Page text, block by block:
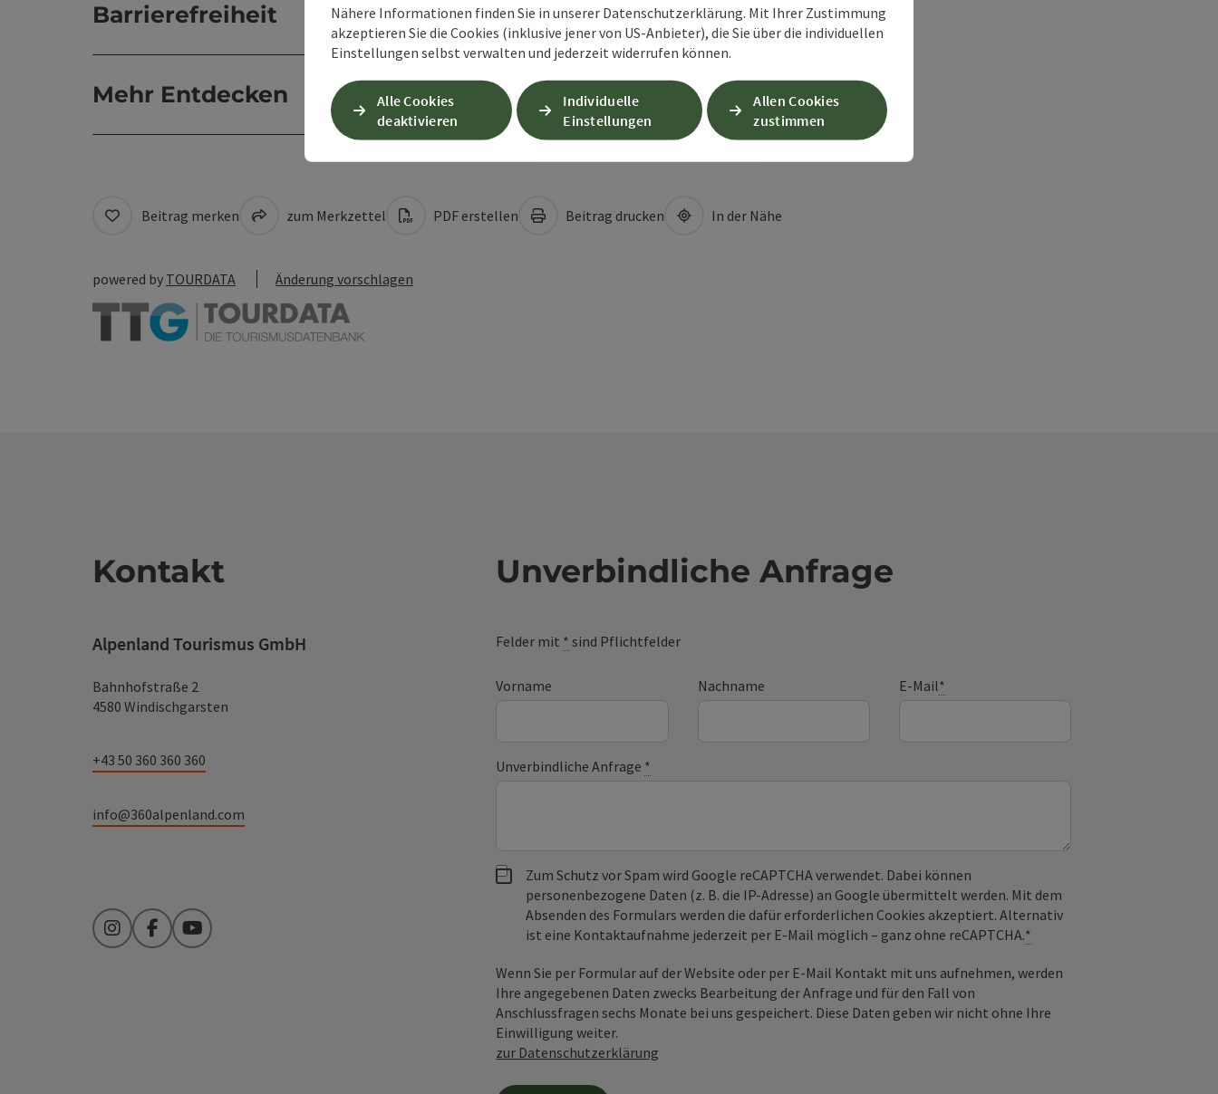
Barrierefreiheit
Mehr Entdecken
Beitrag merken zum Merkzettel PDF erstellen Beitrag drucken In der Nähe
powered by TOURDATA Änderung vorschlagen
Kontakt
Alpenland Tourismus GmbH
Bahnhofstraße 2
4580 Windischgarsten
+43 50 360 360 360
info@360alpenland.com
InstagramFacebookYouTube
Unverbindliche Anfrage
Felder mit * sind Pflichtfelder
Vorname Nachname E-Mail*
Unverbindliche Anfrage *
Zum Schutz vor Spam wird Google reCAPTCHA verwendet. Dabei können
personenbezogene Daten (z. B. die IP-Adresse) an Google übermittelt werden. Mit dem
Absenden des Formulars werden die dafür erforderlichen Cookies akzeptiert. Alternativ
ist eine Kontaktaufnahme jederzeit per E-Mail möglich – ganz ohne reCAPTCHA.*
Wenn Sie per Formular auf der Website oder per E-Mail Kontakt mit uns aufnehmen, werden
Ihre angegebenen Daten zwecks Bearbeitung der Anfrage und für den Fall von
Anschlussfragen sechs Monate bei uns gespeichert. Diese Daten geben wir nicht ohne Ihre
Einwilligung weiter.
zur Datenschutzerklärung
Nähere Informationen finden Sie in unserer Datenschutzerklärung. Mit Ihrer Zustimmung
akzeptieren Sie die Cookies (inklusive jener von US-Anbieter), die Sie über die individuellen
Einstellungen selbst verwalten und jederzeit widerrufen können.
Alle Cookies
deaktivieren
Individuelle
Einstellungen
Allen Cookies
zustimmen